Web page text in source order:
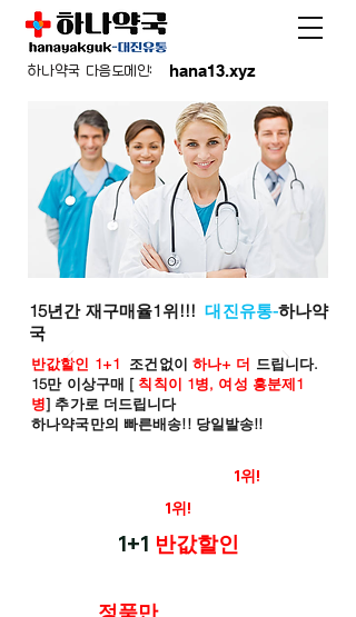
hana13.xyz
하나약국 다음도메인:
15년간 재구매율1위!!!대진유통-하나약
국
반값할인 1+1 조건없이 하나+ 더 드립니다.
15만 이상구매 [ 칙칙이 1병, 여성 흥분제1
병] 추가로 더드립니다
하나약국만의 빠른배송!! 당일발송!!
1위!
1위!
1+1 반값할인